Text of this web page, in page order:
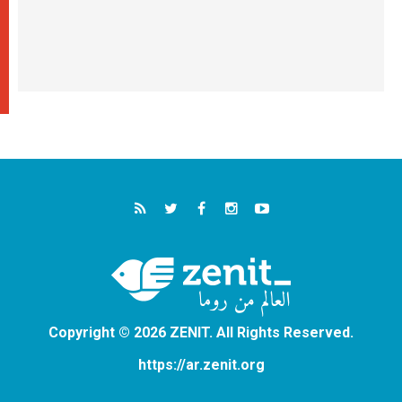
Copyright © 2026 ZENIT. All Rights Reserved.
https://ar.zenit.org